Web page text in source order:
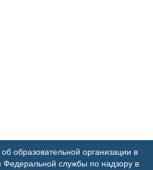
образовательной организации в
Федеральной службы по надзору в